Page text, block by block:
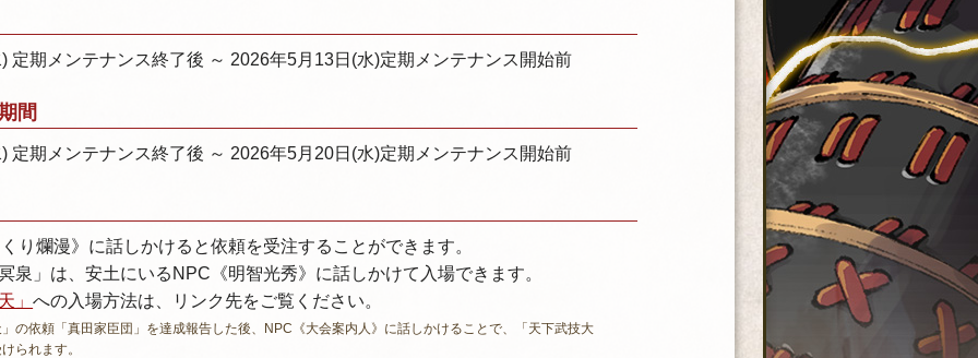
定期メンテナンス終了後 ～ 2026年5月13日(水)定期メンテナンス開始前
間
定期メンテナンス終了後 ～ 2026年5月20日(水)定期メンテナンス開始前
り爛漫》に話しかけると依頼を受注することができます。
泉」は、安土にいるNPC《明智光秀》に話しかけて入場できます。
」への入場方法は、リンク先をご覧ください。
の依頼「真田家臣団」を達成報告した後、NPC《大会案内人》に話しかけることで、「天下武技大
られます。